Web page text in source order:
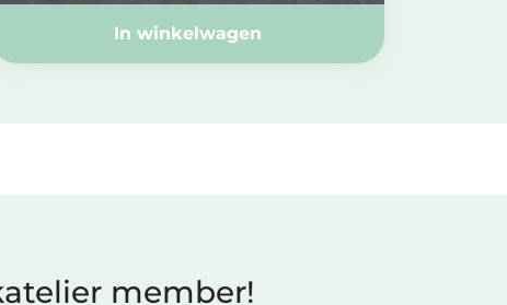
In winkelwagen
member!